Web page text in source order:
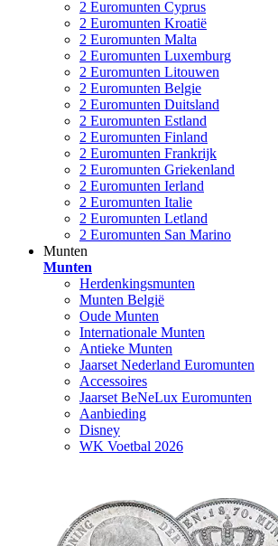
2 Euromunten Cyprus
2 Euromunten Kroatië
2 Euromunten Malta
2 Euromunten Luxemburg
2 Euromunten Litouwen
2 Euromunten Belgie
2 Euromunten Duitsland
2 Euromunten Estland
2 Euromunten Finland
2 Euromunten Frankrijk
2 Euromunten Griekenland
2 Euromunten Ierland
2 Euromunten Italie
2 Euromunten Letland
2 Euromunten San Marino
Munten
Munten
Herdenkingsmunten
Munten België
Oude Munten
Internationale Munten
Antieke Munten
Jaarset Nederland Euromunten
Accessoires
Jaarset BeNeLux Euromunten
Aanbieding
Disney
WK Voetbal 2026